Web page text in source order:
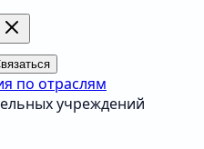
по отраслям
учреждений